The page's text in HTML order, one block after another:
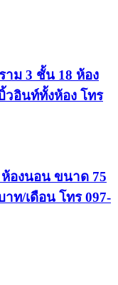
าม 3 ชั้น 18 ห้อง
วอินท์ทั้งห้อง โทร
องนอน ขนาด 75
ท/เดือน โทร 097-